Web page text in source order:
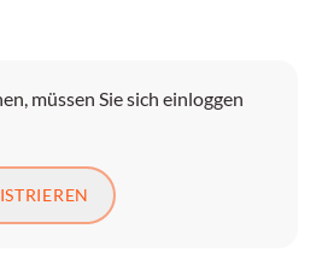
müssen Sie sich einloggen